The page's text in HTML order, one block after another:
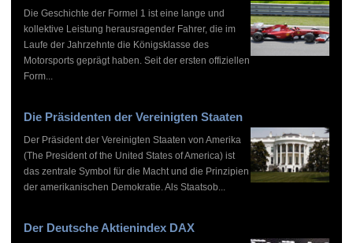
Die Geschichte der Formel 1 ist eine lange und
kollektive Leistung herausragender Fahrer, die im
Laufe der Jahrzehnte die Königsklasse des
Motorsports geprägt haben. Seit der ersten offiziellen
Form...
Die Präsidenten der Vereinigten Staaten
Der Präsident der Vereinigten Staaten von Amerika
(The President of the United States of America) ist
das zentrale Symbol für die Macht und die Prinzipien
der amerikanischen Demokratie. Als Staatsob...
Der Deutsche Aktienindex DAX